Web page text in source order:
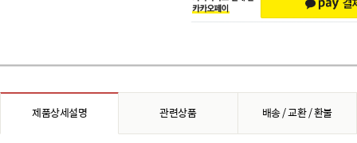
제품상세설명 관련상품 배송 / 교환 / 환불